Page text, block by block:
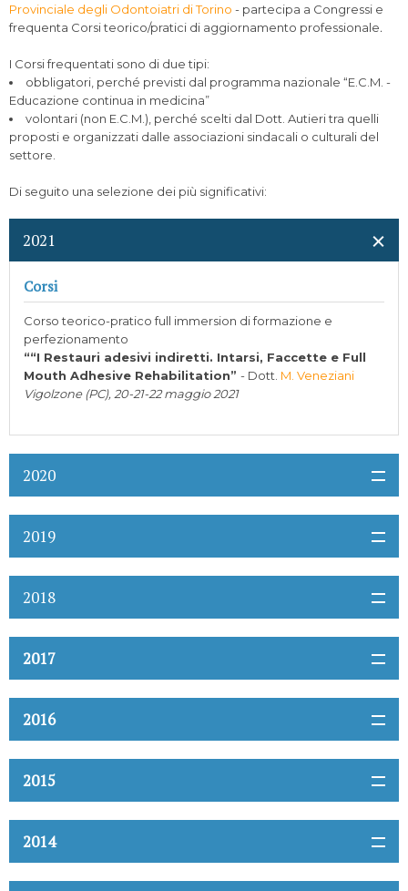
Provinciale degli Odontoiatri di Torino - partecipa a Congressi e
frequenta Corsi teorico/pratici di aggiornamento professionale.
I Corsi frequentati sono di due tipi:
obbligatori, perché previsti dal programma nazionale “E.C.M. -
Educazione continua in medicina”
volontari (non E.C.M.), perché scelti dal Dott. Autieri tra quelli
proposti e organizzati dalle associazioni sindacali o culturali del
settore.
Di seguito una selezione dei più significativi:
2021
Corsi
Corso teorico-pratico full immersion di formazione e
perfezionamento
““I Restauri adesivi indiretti. Intarsi, Faccette e Full
Mouth Adhesive Rehabilitation” - Dott. M. Veneziani
Vigolzone (PC), 20-21-22 maggio 2021
2020
2019
2018
2017
2016
2015
2014